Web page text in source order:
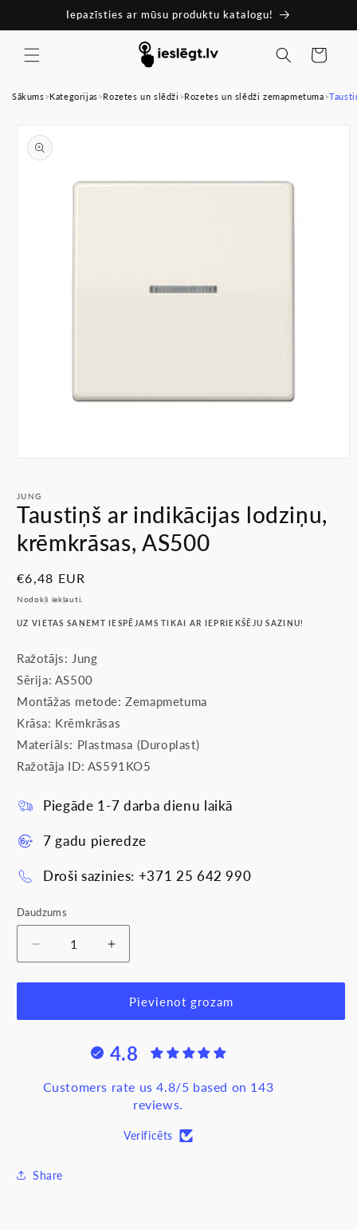
saturu
Iepazīsties ar mūsu produktu katalogu!
Ratiņi
Sākums>Kategorijas>Rozetes un slēdži >Rozetes un slēdži zemapmetuma>
produkta
informāciju
modālā
režīmā
JUNG
Taustiņš ar indikācijas lodziņu,
krēmkrāsas, AS500
Parastā
cena
€6,48 EUR
Nodokļi iekļauti.
UZ VIETAS SAŅEMT IESPĒJAMS TIKAI AR IEPRIEKŠĒJU SAZIŅU!
Ražotājs: Jung
Sērija: AS500
Montāžas metode: Zemapmetuma
Krāsa: Krēmkrāsas
Materiāls: Plastmasa (Duroplast)
Ražotāja ID: AS591KO5
Piegāde 1-7 darba dienu laikā
7 gadu pieredze
Droši sazinies: +371 25 642 990
Daudzums
Samazināt
daudzumu
produktam
ar
AS500
Palielināt
daudzumu
produktam
Taustiņš
ar
lodziņu,
AS500
Pievienot grozam
4.8
Customers rate us 4.8/5 based on 143
reviews.
Verificēts
Share